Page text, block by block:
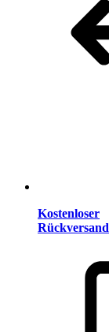
Kostenloser
Rückversand